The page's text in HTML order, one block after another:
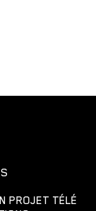
PROJET TÉLÉ